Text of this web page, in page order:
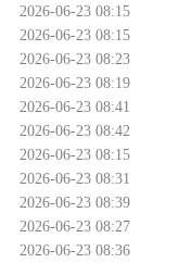
2026-06-23 08:15
2026-06-23 08:15
2026-06-23 08:23
2026-06-23 08:19
2026-06-23 08:41
2026-06-23 08:42
2026-06-23 08:15
2026-06-23 08:31
2026-06-23 08:39
2026-06-23 08:27
2026-06-23 08:36